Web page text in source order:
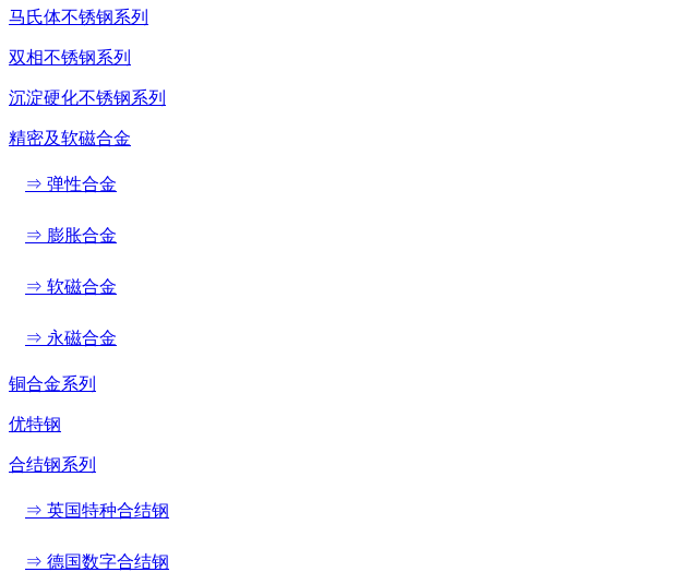
马氏体不锈钢系列
双相不锈钢系列
沉淀硬化不锈钢系列
精密及软磁合金
⇒ 弹性合金
⇒ 膨胀合金
⇒ 软磁合金
⇒ 永磁合金
铜合金系列
优特钢
合结钢系列
⇒ 英国特种合结钢
⇒ 德国数字合结钢